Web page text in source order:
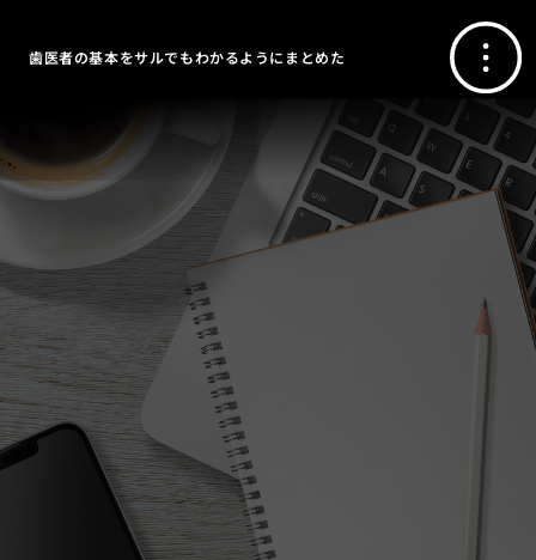
歯医者の基本をサルでもわかるようにまとめた